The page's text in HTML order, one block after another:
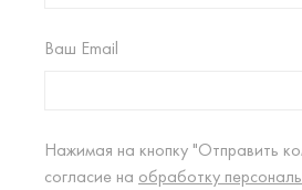
Ваш Email
Нажимая на кнопку "Отправить
согласие на обработку